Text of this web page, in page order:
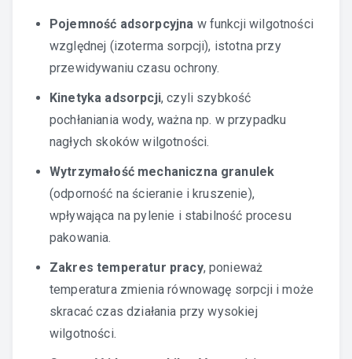
Pojemność adsorpcyjna w funkcji wilgotności
względnej (izoterma sorpcji), istotna przy
przewidywaniu czasu ochrony.
Kinetyka adsorpcji, czyli szybkość
pochłaniania wody, ważna np. w przypadku
nagłych skoków wilgotności.
Wytrzymałość mechaniczna granulek
(odporność na ścieranie i kruszenie),
wpływająca na pylenie i stabilność procesu
pakowania.
Zakres temperatur pracy, ponieważ
temperatura zmienia równowagę sorpcji i może
skracać czas działania przy wysokiej
wilgotności.